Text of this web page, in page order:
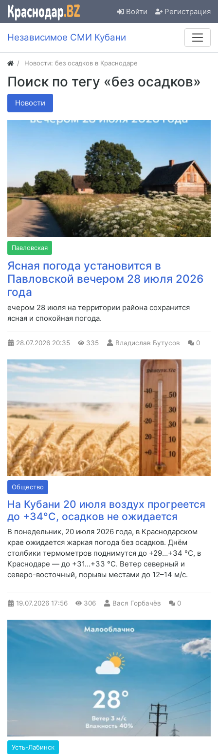
Войти Регистрация
Независимое СМИ Кубани
Новости: без осадков в Краснодаре
Поиск по тегу «без осадков»
Новости
Павловская
Ясная погода установится в
Павловской вечером 28 июля 2026
года
ечером 28 июля на территории района сохранится
ясная и спокойная погода.
28.07.2026 20:35 335 Владислав Бутусов 0
Общество
На Кубани 20 июля воздух прогреется
до +34°C, осадков не ожидается
В понедельник, 20 июля 2026 года, в Краснодарском
крае ожидается жаркая погода без осадков. Днём
столбики термометров поднимутся до +29…+34 °C, в
Краснодаре — до +31…+33 °C. Ветер северный и
северо-восточный, порывы местами до 12–14 м/с.
19.07.2026 17:56 306 Вася Горбачёв 0
Усть-Лабинск